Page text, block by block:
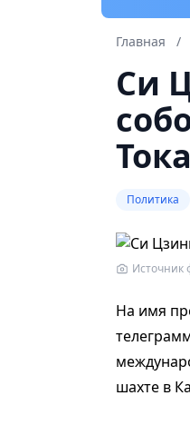
Главная /
Си
Политика
Источник
На имя
шахте в